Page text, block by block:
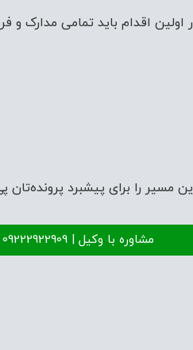
باید تمامی مدارک و فرم
را برای پیشبرد پرونده‌تان
مشاوره با وکیل | 09222922909